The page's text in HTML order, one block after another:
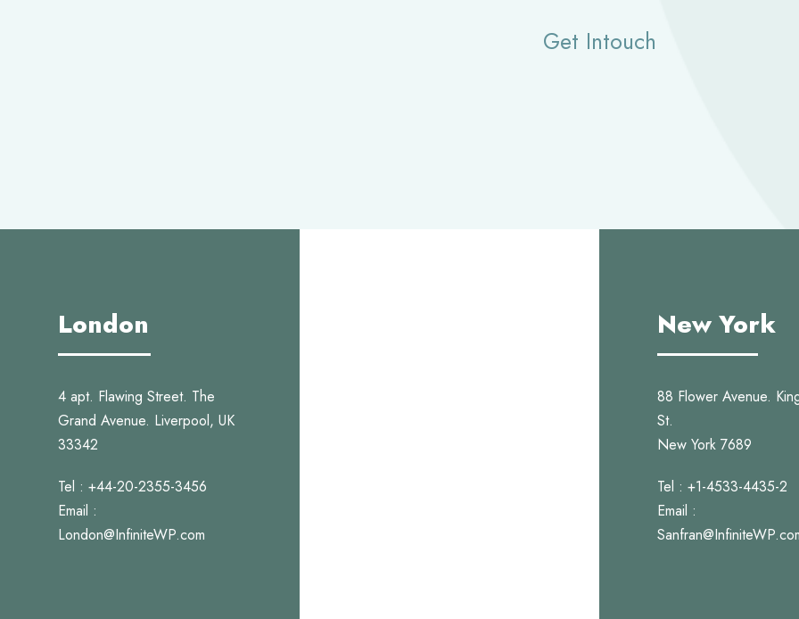
Get Intouch
London
4 apt. Flawing Street. The
Grand Avenue. Liverpool, UK
33342
Tel : +44-20-2355-3456
Email :
London@InfiniteWP.com
New York
88 Flower Avenue.
St.
New York 7689
Tel : +1-4533-4435-2
Email :